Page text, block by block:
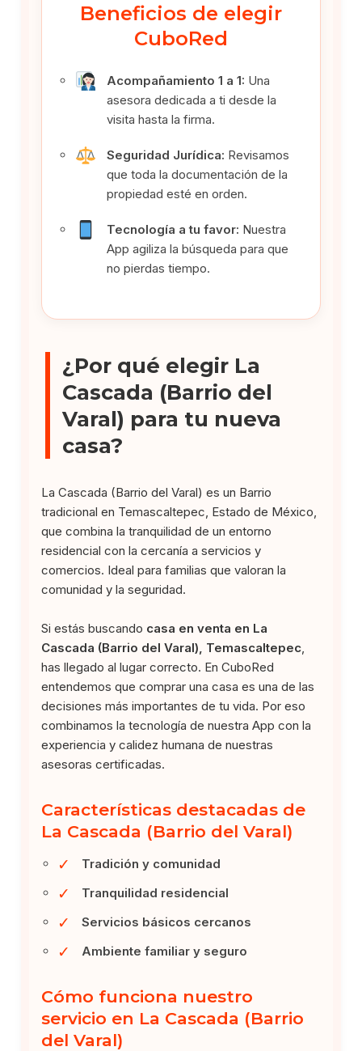
Beneficios de elegir
CuboRed
Acompañamiento 1 a 1: Una
asesora dedicada a ti desde la
visita hasta la firma.
Seguridad Jurídica: Revisamos
que toda la documentación de la
propiedad esté en orden.
Tecnología a tu favor: Nuestra
App agiliza la búsqueda para que
no pierdas tiempo.
¿Por qué elegir La
Cascada (Barrio del
Varal) para tu nueva
casa?
La Cascada (Barrio del Varal) es un Barrio
tradicional en Temascaltepec, Estado de México,
que combina la tranquilidad de un entorno
residencial con la cercanía a servicios y
comercios. Ideal para familias que valoran la
comunidad y la seguridad.
Si estás buscando casa en venta en La
Cascada (Barrio del Varal), Temascaltepec
has llegado al lugar correcto. En CuboRed
entendemos que comprar una casa es una de las
decisiones más importantes de tu vida. Por eso
combinamos la tecnología de nuestra App con la
experiencia y calidez humana de nuestras
asesoras certificadas.
Características destacadas de
La Cascada (Barrio del Varal)
✓ Tradición y comunidad
✓ Tranquilidad residencial
✓ Servicios básicos cercanos
✓ Ambiente familiar y seguro
Cómo funciona nuestro
servicio en La Cascada (Barrio
del Varal)